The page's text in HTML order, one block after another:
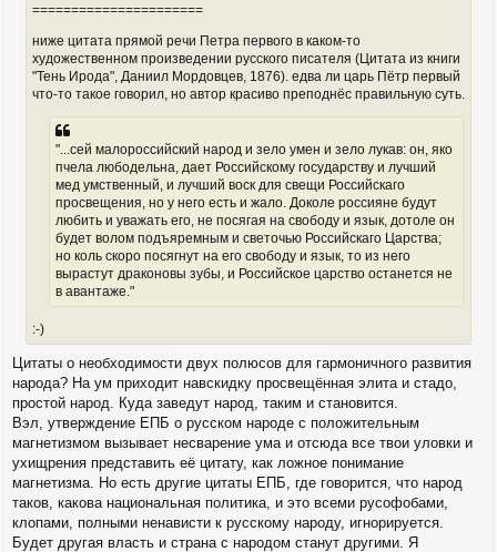
======================
ниже цитата прямой речи Петра первого в каком-то
художественном произведении русского писателя (Цитата из книги
"Тень Ирода", Даниил Мордовцев, 1876). едва ли царь Пётр первый
что-то такое говорил, но автор красиво преподнёс правильную суть.
"...сей малороссийский народ и зело умен и зело лукав: он, яко
пчела любодельна, дает Российскому государству и лучший
мед умственный, и лучший воск для свещи Российскаго
просвещения, но у него есть и жало. Доколе россияне будут
любить и уважать его, не посягая на свободу и язык, дотоле он
будет волом подъяремным и светочью Российскаго Царства;
но коль скоро посягнут на его свободу и язык, то из него
вырастут драконовы зубы, и Российское царство останется не
в авантаже."
:-)
Цитаты о необходимости двух полюсов для гармоничного развития
народа? На ум приходит навскидку просвещённая элита и стадо,
простой народ. Куда заведут народ, таким и становится.
Вэл, утверждение ЕПБ о русском народе с положительным
магнетизмом вызывает несварение ума и отсюда все твои уловки и
ухищрения представить её цитату, как ложное понимание
магнетизма. Но есть другие цитаты ЕПБ, где говорится, что народ
таков, какова национальная политика, и это всеми русофобами,
клопами, полными ненависти к русскому народу, игнорируется.
Будет другая власть и страна с народом станут другими. Я